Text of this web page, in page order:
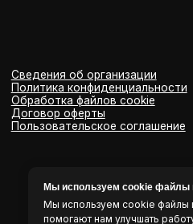
Мы используем cookie файлы
Мы используем cookie файлы
помогают нам улучшать